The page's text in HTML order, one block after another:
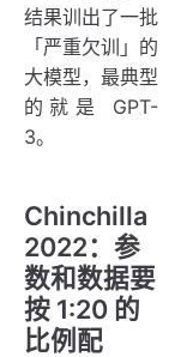
结果训出了一批
「严重欠训」的
大模型，最典型
的就是 GPT-
3。
Chinchilla
2022：参
数和数据要
按 1:20 的
比例配